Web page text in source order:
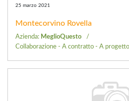
25 marzo 2021
Montecorvino Rovella
Azienda: MeglioQuesto
Collaborazione - A contratto - A progetto